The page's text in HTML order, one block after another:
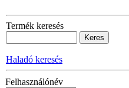
Termék keresés
Haladó keresés
Felhasználónév